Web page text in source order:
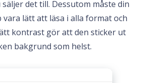
det till. Dessutom måste din
lätt att läsa i alla format och
kontrast gör att den sticker ut
bakgrund som helst.